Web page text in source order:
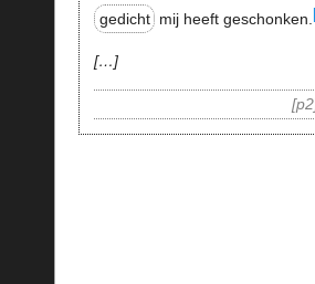
gedicht mij heeft geschonken.
…
p2